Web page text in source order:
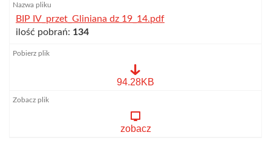
BIP IV_przet_Gliniana dz 19_14.pdf
ilość pobrań: 134
dz
94.28KB
zobacz